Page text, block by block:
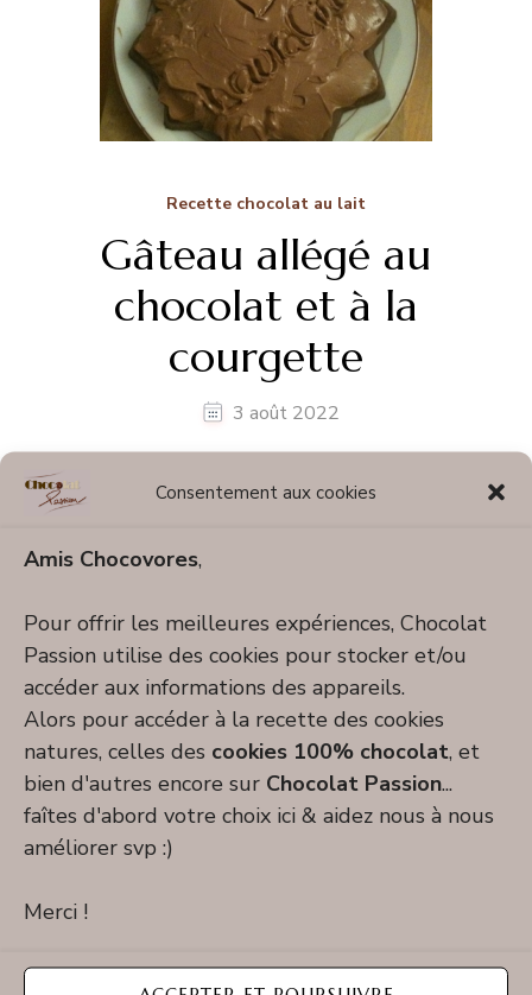
Consentement aux cookies
Amis Chocovores,
Pour offrir les meilleures expériences, Chocolat
Passion utilise des cookies pour stocker et/ou
accéder aux informations des appareils.
Alors pour accéder à la recette des cookies
natures, celles des cookies 100% chocolat, et
bien d'autres encore sur Chocolat Passion...
faîtes d'abord votre choix ici & aidez nous à nous
améliorer svp :)
Merci !
Recette chocolat au lait
Gâteau allégé au
chocolat et à la
courgette
3 août 2022
OK je reconnais avoir été septique !
un régal allégé en calorie…
Les courgettes apportent à la pâte du gâteau une
consistance aérée et moelleuse.
Cette petite douceur chocolatée et moins
calorique que les gâteaux au chocolat
traditionnels devrait séduire plus d’un(e)
gourmand(e).
Alors, mon conseil : testez (vite) avant de juger
La recette complète